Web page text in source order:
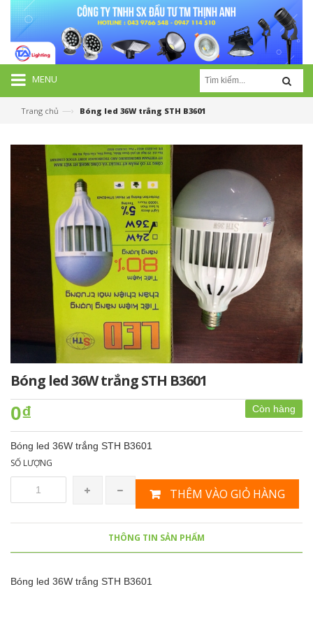
MENU
Trang chủ —› Bóng led 36W trắng STH B3601
Bóng led 36W trắng STH B3601
Còn hàng
0₫
Bóng led 36W trắng STH B3601
SỐ LƯỢNG
THÊM VÀO GIỎ HÀNG
THÔNG TIN SẢN PHẨM
Bóng led 36W trắng STH B3601